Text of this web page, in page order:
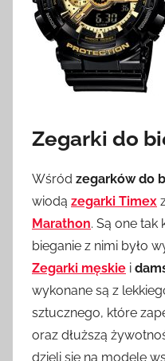
Zegarki do
Wśród zegarków do
wiodą zegarki Timex
Marathon. Są one
bieganie z nimi było
Zegarki męskie i
wykonane są z
sztucznego, które
oraz dłuższą
dzieli się na modele